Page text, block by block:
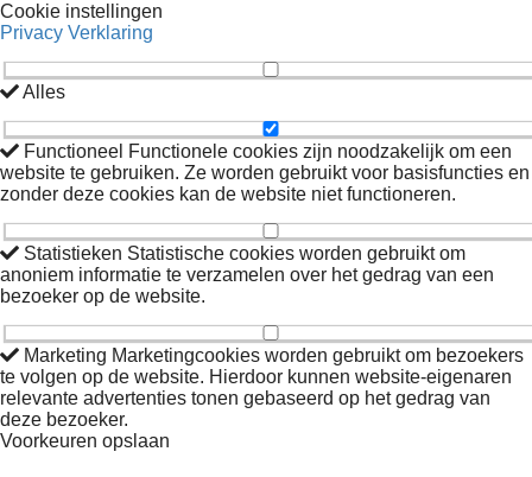
Cookie instellingen
Privacy Verklaring
Alles
Functioneel Functionele cookies zijn noodzakelijk om een
website te gebruiken. Ze worden gebruikt voor basisfuncties en
zonder deze cookies kan de website niet functioneren.
Statistieken Statistische cookies worden gebruikt om
anoniem informatie te verzamelen over het gedrag van een
bezoeker op de website.
Marketing Marketingcookies worden gebruikt om bezoekers
te volgen op de website. Hierdoor kunnen website-eigenaren
relevante advertenties tonen gebaseerd op het gedrag van
deze bezoeker.
Voorkeuren opslaan